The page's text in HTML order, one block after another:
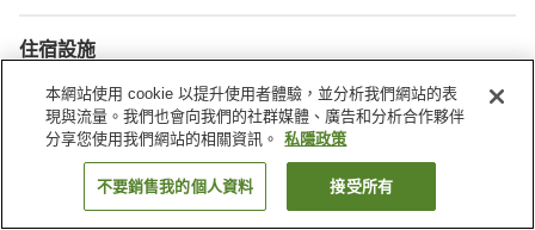
住宿設施
停車場
水療/美容院
咖啡廳
寵物友善
找客房
本網站使用 cookie 以提升使用者體驗，並分析我們網站的表
現與流量。我們也會向我們的社群媒體、廣告和分析合作夥伴
分享您使用我們網站的相關資訊。
私隱政策
不要銷售我的個人資料 接受所有